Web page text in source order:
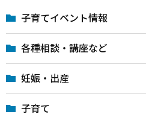
子育てイベント情報
各種相談・講座など
妊娠・出産
子育て